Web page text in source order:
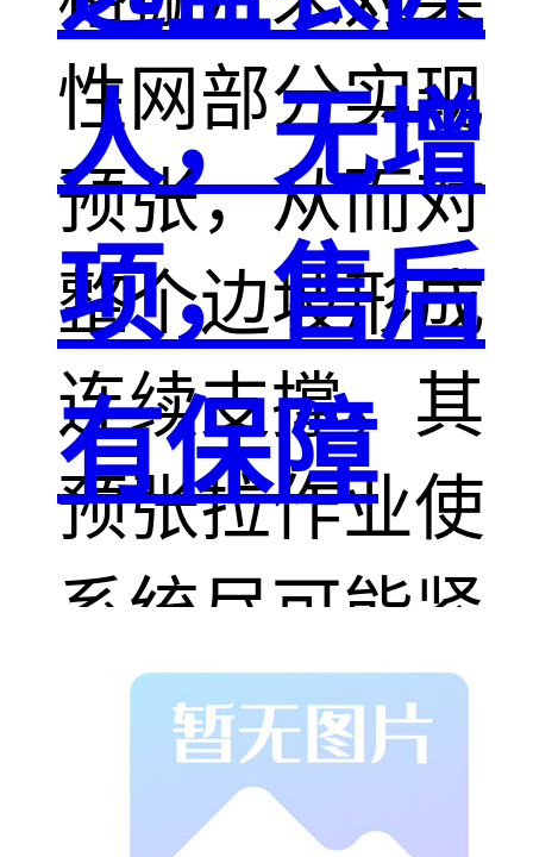
性网部分实现
预张，从而对
整个边坡形成
连续支撑，其
预张拉作业使
系统尽可能紧
贴面并形成了
抑制局部岩土
人，无增
项，售后
有保障